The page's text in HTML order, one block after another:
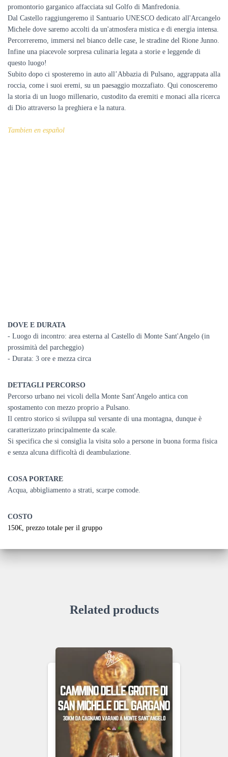
promontorio garganico affacciata sul Golfo di Manfredonia.
Dal Castello raggiungeremo il Santuario UNESCO dedicato all'Arcangelo
Michele dove saremo accolti da un'atmosfera mistica e di energia intensa.
Percorreremo, immersi nel bianco delle case, le stradine del Rione Junno.
Infine una piacevole sorpresa culinaria legata a storie e leggende di
questo luogo!
Subito dopo ci sposteremo in auto all’Abbazia di Pulsano, aggrappata alla
roccia, come i suoi eremi, su un paesaggio mozzafiato. Qui conosceremo
la storia di un luogo millenario, custodito da eremiti e monaci alla ricerca
di Dio attraverso la preghiera e la natura.
Tambien en español
DOVE E DURATA
- Luogo di incontro: area esterna al Castello di Monte Sant'Angelo (in
prossimità del parcheggio)
- Durata: 3 ore e mezza circa
DETTAGLI PERCORSO
Percorso urbano nei vicoli della Monte Sant'Angelo antica con
spostamento con mezzo proprio a Pulsano.
Il centro storico si sviluppa sul versante di una montagna, dunque è
caratterizzato principalmente da scale.
Si specifica che si consiglia la visita solo a persone in buona forma fisica
e senza alcuna difficoltà di deambulazione.
COSA PORTARE
Acqua, abbigliamento a strati, scarpe comode.
COSTO
150€ , prezzo totale per il gruppo
Related products